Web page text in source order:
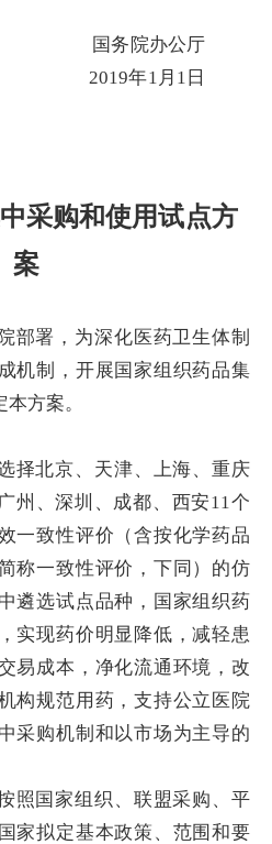
国务院办公厅
2019年1月1日
采购和使用试点方
案
部署，为深化医药卫生体制
机制，开展国家组织药品集
方案。
择北京、天津、上海、重庆
州、深圳、成都、西安11个
一致性评价（含按化学药品
称一致性评价，下同）的仿
遴选试点品种，国家组织药
实现药价明显降低，减轻患
易成本，净化流通环境，改
构规范用药，支持公立医院
采购机制和以市场为主导的
照国家组织、联盟采购、平
家拟定基本政策、范围和要